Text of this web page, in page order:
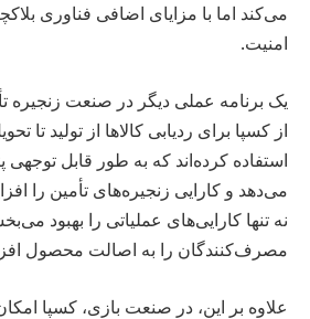
می‌کند اما با مزایای اضافی فناوری
امنیت.
یک برنامه عملی دیگر در صنعت
از کسپا برای ردیابی کالاها از تولید تا
استفاده کرده‌اند که به طور قابل
می‌دهد و کارایی زنجیره‌های تأمین را
نه تنها کارایی‌های عملیاتی را بهبود
مصرف‌کنندگان را به اصالت محصول
علاوه بر این، در صنعت بازی، کسپا